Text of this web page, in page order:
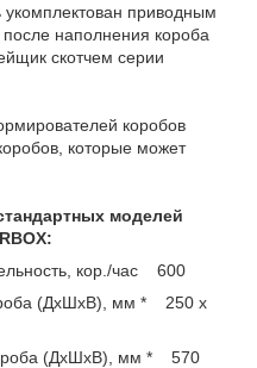
приводным
наполнения короба
скотчем серии
коробов
которые может
моделей
кор./час 600
(ДxШxВ), мм * 250 x
(ДxШxВ), мм * 570